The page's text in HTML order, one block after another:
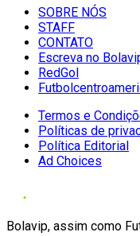
SOBRE NÓS
STAFF
CONTATO
Escreva no
RedGol
Termos e
Políticas de
Política Editorial
Ad Choices
Bolavip, assim como